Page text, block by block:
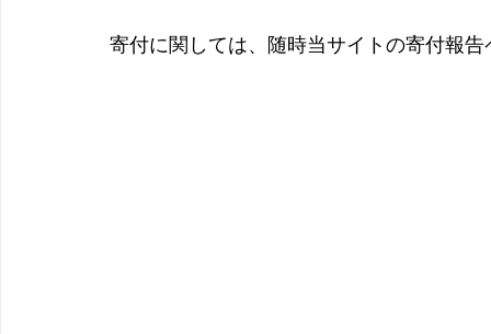
寄付に関しては、随時当サイトの寄付報